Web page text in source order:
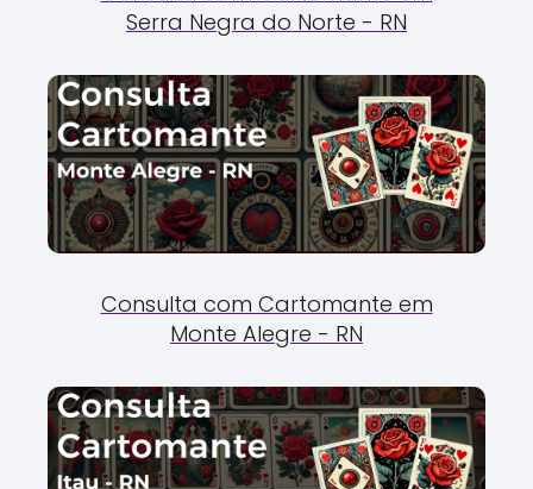
Serra Negra do Norte - RN
Consulta com Cartomante em
Monte Alegre - RN